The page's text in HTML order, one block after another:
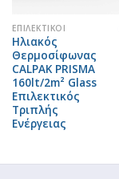
ΕΠΙΛΕΚΤΙΚΟΊ
Ηλιακός
Θερμοσίφωνας
CALPAK PRISMA
160lt/2m² Glass
Επιλεκτικός
Τριπλής
Ενέργειας